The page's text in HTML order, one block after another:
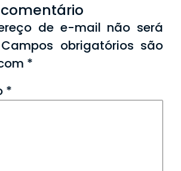
de e-mail não será
Campos obrigatórios são
*
*